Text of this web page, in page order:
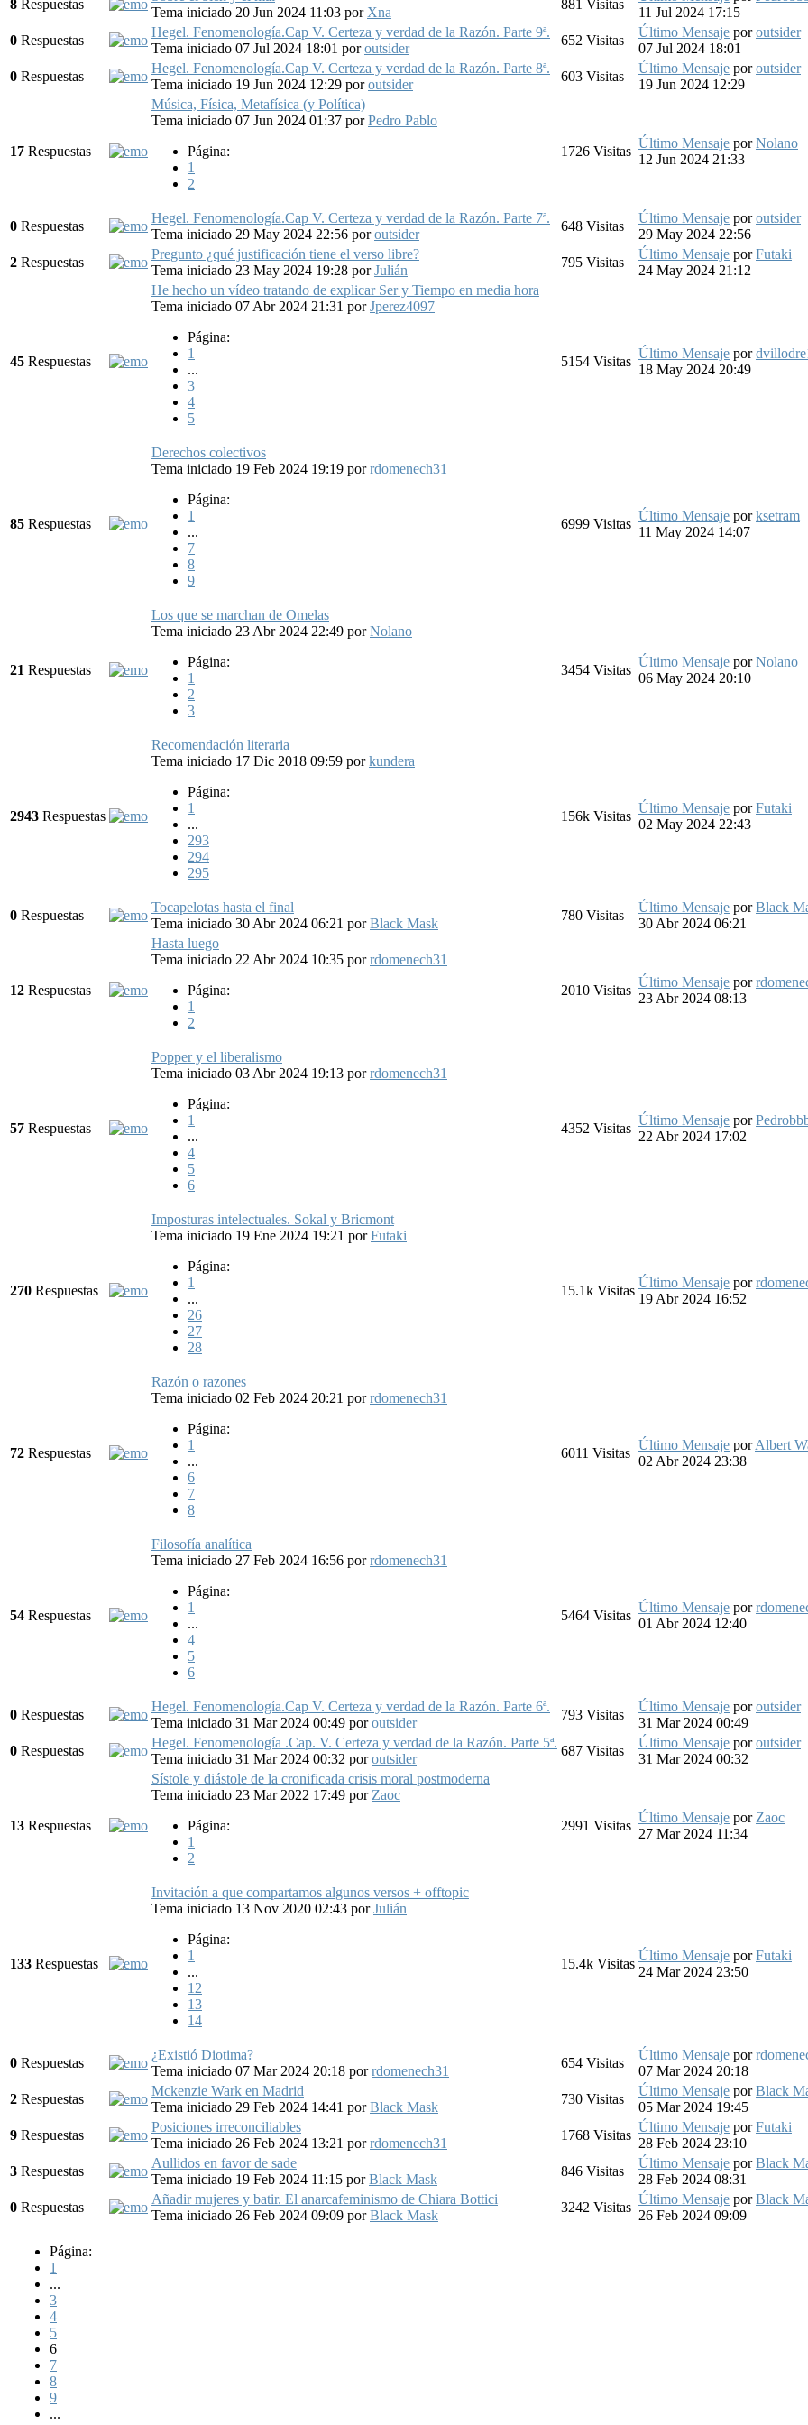
8 Respuestas
Tema iniciado 20 Jun 2024 11:03 por Xna
881 Visitas
11 Jul 2024 17:15
0 Respuestas
Hegel. Fenomenología.Cap V. Certeza y verdad de la Razón. Parte 9ª.
Tema iniciado 07 Jul 2024 18:01 poroutsider
652 Visitas
Último Mensaje poroutsider
07 Jul 2024 18:01
0 Respuestas
Hegel. Fenomenología.Cap V. Certeza y verdad de la Razón. Parte 8ª.
Tema iniciado 19 Jun 2024 12:29 poroutsider
603 Visitas
Último Mensaje poroutsider
19 Jun 2024 12:29
17 Respuestas
Música, Física, Metafísica (y Política)
Tema iniciado 07 Jun 2024 01:37 porPedro Pablo
Página:
1
2
1726 Visitas
Último Mensaje porNolano
12 Jun 2024 21:33
0 Respuestas
Hegel. Fenomenología.Cap V. Certeza y verdad de la Razón. Parte 7ª.
Tema iniciado 29 May 2024 22:56 poroutsider
648 Visitas
Último Mensaje poroutsider
29 May 2024 22:56
2 Respuestas
Pregunto ¿qué justificación tiene el verso libre?
Tema iniciado 23 May 2024 19:28 porJulián
795 Visitas
Último Mensaje porFutaki
24 May 2024 21:12
45 Respuestas
He hecho un vídeo tratando de explicar Ser y Tiempo en media hora
Tema iniciado 07 Abr 2024 21:31 porJperez4097
Página:
1
...
3
4
5
5154 Visitas
Último Mensaje por
18 May 2024 20:49
85 Respuestas
Derechos colectivos
Tema iniciado 19 Feb 2024 19:19 porrdomenech31
Página:
1
...
7
8
9
6999 Visitas
Último Mensaje porksetram
11 May 2024 14:07
21 Respuestas
Los que se marchan de Omelas
Tema iniciado 23 Abr 2024 22:49 porNolano
Página:
1
2
3
3454 Visitas
Último Mensaje porNolano
06 May 2024 20:10
2943 Respuestas
Recomendación literaria
Tema iniciado 17 Dic 2018 09:59 porkundera
Página:
1
...
293
294
295
156k Visitas
Último Mensaje porFutaki
02 May 2024 22:43
0 Respuestas
Tocapelotas hasta el final
Tema iniciado 30 Abr 2024 06:21 porBlack Mask
780 Visitas
Último Mensaje porBlack
30 Abr 2024 06:21
12 Respuestas
Hasta luego
Tema iniciado 22 Abr 2024 10:35 porrdomenech31
Página:
1
2
2010 Visitas
Último Mensaje por
23 Abr 2024 08:13
57 Respuestas
Popper y el liberalismo
Tema iniciado 03 Abr 2024 19:13 porrdomenech31
Página:
1
...
4
5
6
4352 Visitas
Último Mensaje por
22 Abr 2024 17:02
270 Respuestas
Imposturas intelectuales. Sokal y Bricmont
Tema iniciado 19 Ene 2024 19:21 porFutaki
Página:
1
...
26
27
28
15.1k Visitas
Último Mensaje por
19 Abr 2024 16:52
72 Respuestas
Razón o razones
Tema iniciado 02 Feb 2024 20:21 porrdomenech31
Página:
1
...
6
7
8
6011 Visitas
Último Mensaje porAlbert
02 Abr 2024 23:38
54 Respuestas
Filosofía analítica
Tema iniciado 27 Feb 2024 16:56 porrdomenech31
Página:
1
...
4
5
6
5464 Visitas
Último Mensaje por
01 Abr 2024 12:40
0 Respuestas
Hegel. Fenomenología.Cap V. Certeza y verdad de la Razón. Parte 6ª.
Tema iniciado 31 Mar 2024 00:49 poroutsider
793 Visitas
Último Mensaje poroutsider
31 Mar 2024 00:49
0 Respuestas
Hegel. Fenomenología .Cap. V. Certeza y verdad de la Razón. Parte 5ª.
Tema iniciado 31 Mar 2024 00:32 poroutsider
687 Visitas
Último Mensaje poroutsider
31 Mar 2024 00:32
13 Respuestas
Sístole y diástole de la cronificada crisis moral postmoderna
Tema iniciado 23 Mar 2022 17:49 por Zaoc
Página:
1
2
2991 Visitas
Último Mensaje por Zaoc
27 Mar 2024 11:34
133 Respuestas
Invitación a que compartamos algunos versos + offtopic
Tema iniciado 13 Nov 2020 02:43 porJulián
Página:
1
...
12
13
14
15.4k Visitas
Último Mensaje porFutaki
24 Mar 2024 23:50
0 Respuestas
¿Existió Diotima?
Tema iniciado 07 Mar 2024 20:18 porrdomenech31
654 Visitas
Último Mensaje por
07 Mar 2024 20:18
2 Respuestas
Mckenzie Wark en Madrid
Tema iniciado 29 Feb 2024 14:41 porBlack Mask
730 Visitas
Último Mensaje porBlack
05 Mar 2024 19:45
9 Respuestas
Posiciones irreconciliables
Tema iniciado 26 Feb 2024 13:21 porrdomenech31
1768 Visitas
Último Mensaje porFutaki
28 Feb 2024 23:10
3 Respuestas
Aullidos en favor de sade
Tema iniciado 19 Feb 2024 11:15 porBlack Mask
846 Visitas
Último Mensaje porBlack
28 Feb 2024 08:31
0 Respuestas
Añadir mujeres y batir. El anarcafeminismo de Chiara Bottici
Tema iniciado 26 Feb 2024 09:09 porBlack Mask
3242 Visitas
Último Mensaje porBlack
26 Feb 2024 09:09
Página:
1
...
3
4
5
6
7
8
9
...